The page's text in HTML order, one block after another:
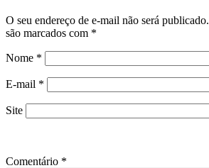
O seu endereço de e-mail não será publicado.
são marcados com *
Nome *
E-mail *
Site
Comentário *